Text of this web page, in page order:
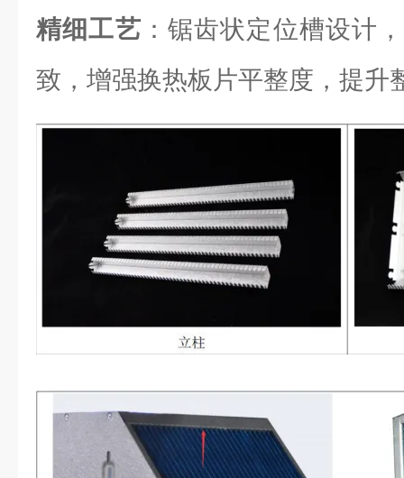
精细工艺 ：锯齿状定位槽设计
致，增强换热板片平整度，提升